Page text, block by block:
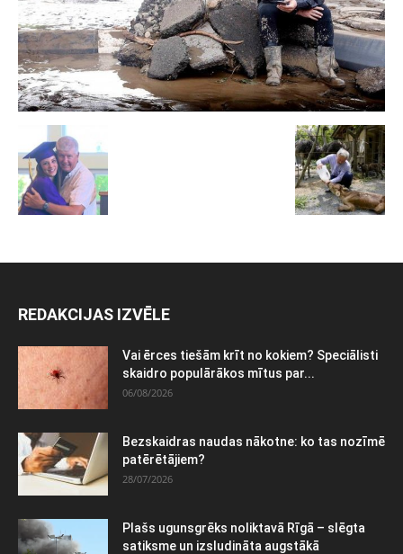
REDAKCIJAS IZVĒLE
Vai ērces tiešām krīt no kokiem? Speciālisti
skaidro populārākos mītus par...
06/08/2026
Bezskaidras naudas nākotne: ko tas nozīmē
patērētājiem?
28/07/2026
Plašs ugunsgrēks noliktavā Rīgā – slēgta
satiksme un izsludināta augstākā